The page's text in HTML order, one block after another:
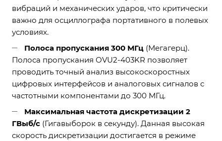
вибраций и механических ударов, что критически
важно для осциллографа портативного в полевых
условиях.
Полоса пропускания 300 МГц (Мегагерц).
Полоса пропускания OVU2-403KR позволяет
проводить точный анализ высокоскоростных
цифровых интерфейсов и аналоговых сигналов с
частотными компонентами до 300 МГц.
Максимальная частота дискретизации 2
ГВыб/с (Гигавыборок в секунду). Данная высокая
скорость дискретизации достигается в режиме